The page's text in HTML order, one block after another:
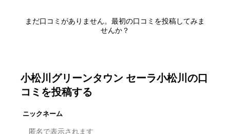
まだ口コミがありません。最初の口コミを投稿してみま
せんか？
小松川グリーンタウン セーラ小松川 の口
コミを投稿する
ニックネーム